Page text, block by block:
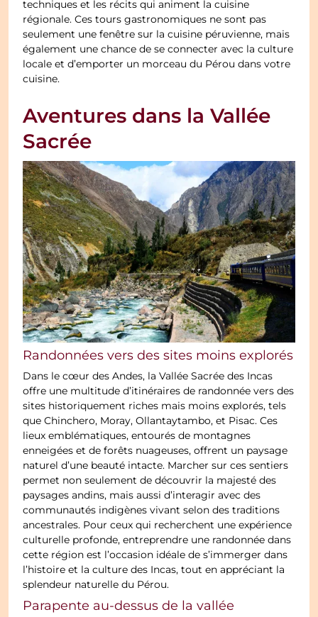
techniques et les récits qui animent la cuisine
régionale. Ces tours gastronomiques ne sont pas
seulement une fenêtre sur la cuisine péruvienne, mais
également une chance de se connecter avec la culture
locale et d’emporter un morceau du Pérou dans votre
cuisine.
Aventures dans la Vallée
Sacrée
Randonnées vers des sites moins explorés
Dans le cœur des Andes, la Vallée Sacrée des Incas
offre une multitude d’itinéraires de randonnée vers des
sites historiquement riches mais moins explorés, tels
que Chinchero, Moray, Ollantaytambo, et Pisac. Ces
lieux emblématiques, entourés de montagnes
enneigées et de forêts nuageuses, offrent un paysage
naturel d’une beauté intacte. Marcher sur ces sentiers
permet non seulement de découvrir la majesté des
paysages andins, mais aussi d’interagir avec des
communautés indigènes vivant selon des traditions
ancestrales. Pour ceux qui recherchent une expérience
culturelle profonde, entreprendre une randonnée dans
cette région est l’occasion idéale de s’immerger dans
l’histoire et la culture des Incas, tout en appréciant la
splendeur naturelle du Pérou.
Parapente au-dessus de la vallée